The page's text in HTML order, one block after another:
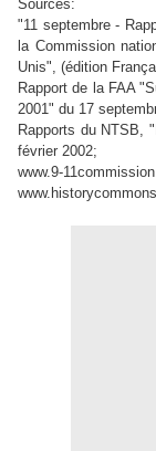
Sources:
"11 septembre -
la Commission
Unis", (édition
Rapport de la FAA
2001" du 17
Rapports du NTSB,
février 2002;
www.9-